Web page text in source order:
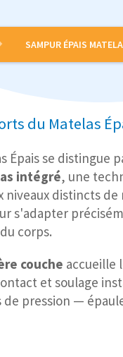
SAMPUR ÉPAIS
du Matelas
Épais se distingue
intégré, une
niveaux distincts de
s'adapter
corps.
couche accueille
et soulage
de pression —